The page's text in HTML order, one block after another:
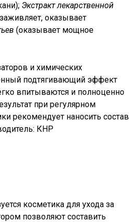
Экстракт лекарственной
оказывает
(оказывает мощное
и химических
подтягивающий эффект
впитываются и полноценно
при регулярном
рекомендует наносить состав
КНР
косметика для ухода за
позволяют составить